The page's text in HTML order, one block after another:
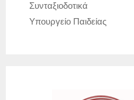
Συνταξιοδοτικά
Υπουργείο Παιδείας